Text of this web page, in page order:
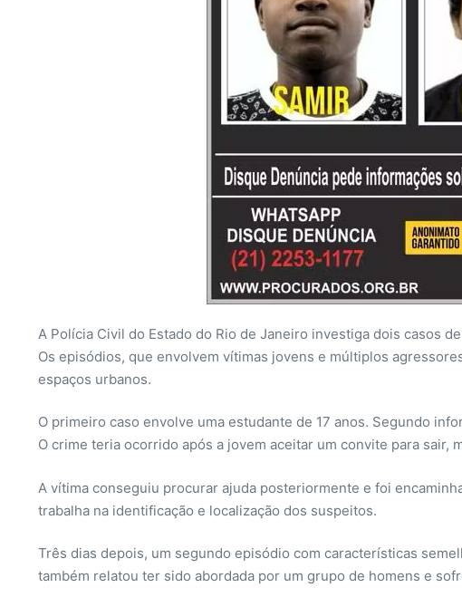
A Polícia Civil do Estado do Rio de Janeiro investiga dois casos
Os episódios, que envolvem vítimas jovens e múltiplos
espaços urbanos.
O primeiro caso envolve uma estudante de 17 anos. Segundo
O crime teria ocorrido após a jovem aceitar um convite para
A vítima conseguiu procurar ajuda posteriormente e foi
trabalha na identificação e localização dos suspeitos.
Três dias depois, um segundo episódio com características
também relatou ter sido abordada por um grupo de homens e